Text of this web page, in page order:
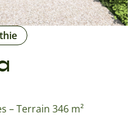
– Terrain 346 m²